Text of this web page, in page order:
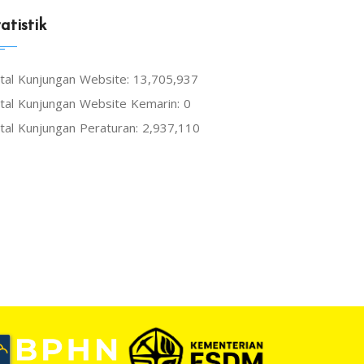
Kunjungan Website: 13,705,937
Kunjungan Website Kemarin: 0
Kunjungan Peraturan: 2,937,110